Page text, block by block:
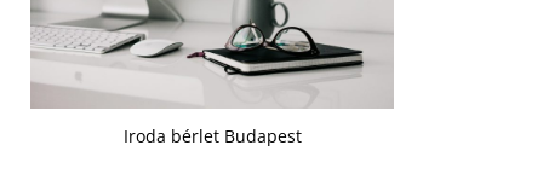
Iroda bérlet Budapest